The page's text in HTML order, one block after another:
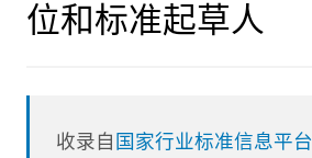
位和标准起草人
收录自 国家行业标准信息平台